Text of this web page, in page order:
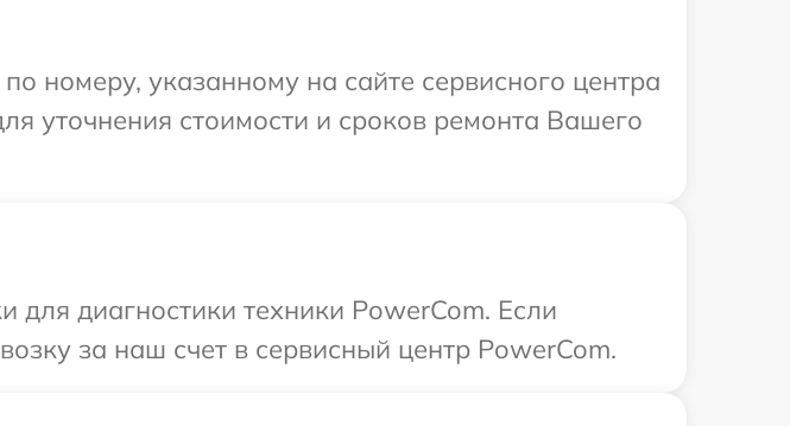
номеру, указанному на сайте сервисного центра
уточнения стоимости и сроков ремонта Вашего
диагностики техники PowerCom. Если
за наш счет в сервисный центр PowerCom.